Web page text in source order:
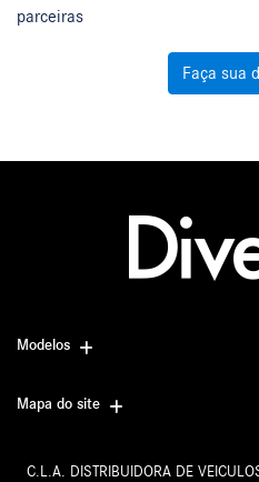
parceiras
Faça sua
Modelos
Mapa do site
C.L.A. DISTRIBUIDORA DE